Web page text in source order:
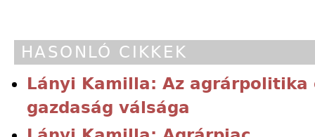
HASONLÓ CIKKEK
Lányi Kamilla: Az agrárpolitika
gazdaság válsága